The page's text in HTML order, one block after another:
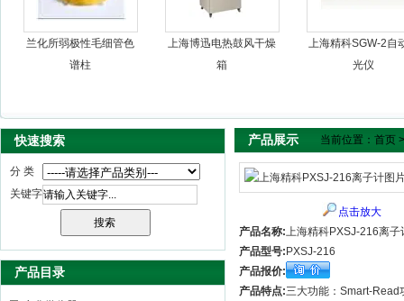
兰化所弱极性毛细管色
谱柱
上海博迅电热鼓风干燥
箱
上海精科SGW-2自
光仪
快速搜索
分 类
关键字
产品目录
产品展示 当前位置： 首页
点击放大
产品名称:上海精科PXSJ-216离子
产品型号: PXSJ-216
产品报价:
产品特点:三大功能：Smart-Read